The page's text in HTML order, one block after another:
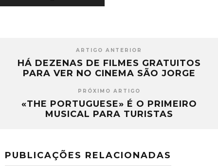
ARTIGO ANTERIOR
HÁ DEZENAS DE FILMES GRATUITOS
PARA VER NO CINEMA SÃO JORGE
PRÓXIMO ARTIGO
«THE PORTUGUESE» É O PRIMEIRO
MUSICAL PARA TURISTAS
PUBLICAÇÕES RELACIONADAS